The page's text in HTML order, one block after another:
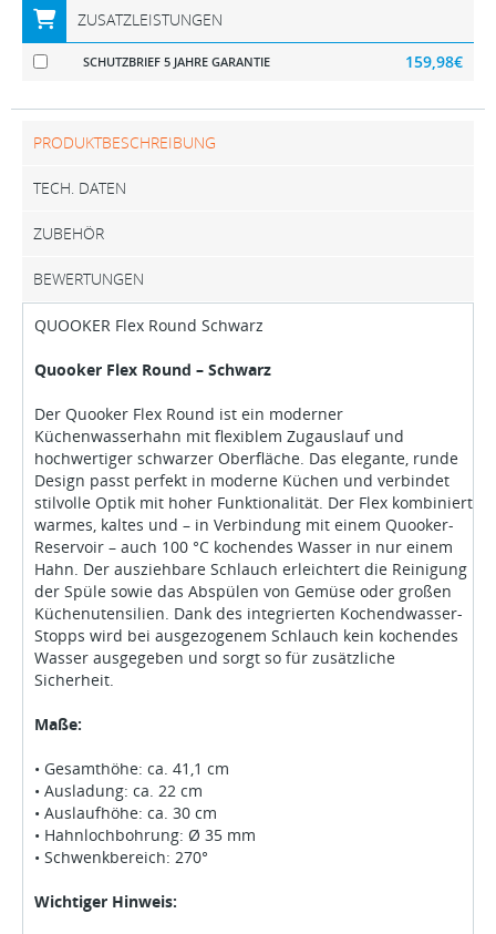
ZUSATZLEISTUNGEN
SCHUTZBRIEF 5 JAHRE GARANTIE 159,98€
PRODUKTBESCHREIBUNG
TECH. DATEN
ZUBEHÖR
BEWERTUNGEN
QUOOKER Flex Round Schwarz
Quooker Flex Round – Schwarz
Der Quooker Flex Round ist ein moderner
Küchenwasserhahn mit flexiblem Zugauslauf und
hochwertiger schwarzer Oberfläche. Das elegante, runde
Design passt perfekt in moderne Küchen und verbindet
stilvolle Optik mit hoher Funktionalität. Der Flex kombiniert
warmes, kaltes und – in Verbindung mit einem Quooker-
Reservoir – auch 100 °C kochendes Wasser in nur einem
Hahn. Der ausziehbare Schlauch erleichtert die Reinigung
der Spüle sowie das Abspülen von Gemüse oder großen
Küchenutensilien. Dank des integrierten Kochendwasser-
Stopps wird bei ausgezogenem Schlauch kein kochendes
Wasser ausgegeben und sorgt so für zusätzliche
Sicherheit.
Maße:
• Gesamthöhe: ca. 41,1 cm
• Ausladung: ca. 22 cm
• Auslaufhöhe: ca. 30 cm
• Hahnlochbohrung: Ø 35 mm
• Schwenkbereich: 270°
Wichtiger Hinweis: